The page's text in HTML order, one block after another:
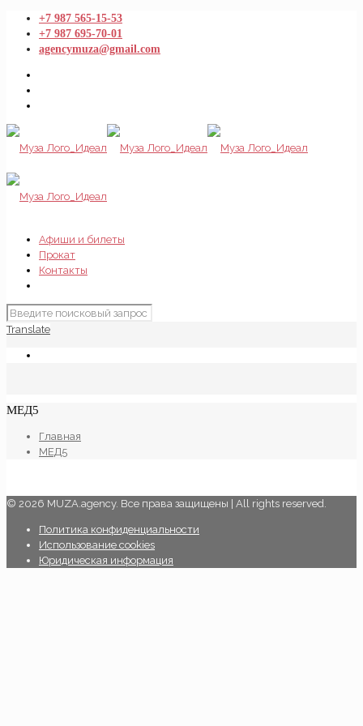
+7 987 565-15-53
+7 987 695-70-01
agencymuza@gmail.com
Афиши и билеты
Прокат
Контакты
Translate
МЕД5
Главная
МЕД5
© 2026 MUZA.agency. Все права защищены | All rights reserved.
Политика конфиденциальности
Использование cookies
Юридическая информация